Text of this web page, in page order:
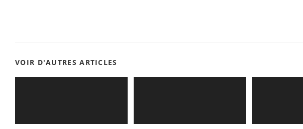
VOIR D'AUTRES ARTICLES